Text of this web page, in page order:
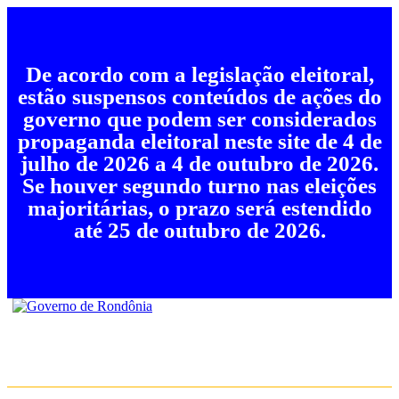
De acordo com a legislação eleitoral,
estão suspensos conteúdos de ações do
governo que podem ser considerados
propaganda eleitoral neste site de 4 de
julho de 2026 a 4 de outubro de 2026.
Se houver segundo turno nas eleições
majoritárias, o prazo será estendido
até 25 de outubro de 2026.